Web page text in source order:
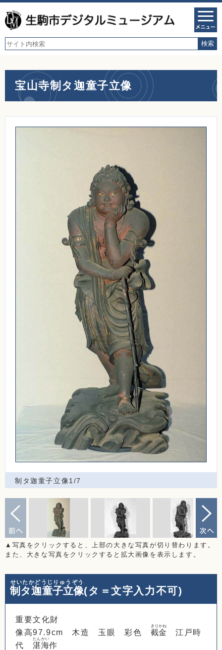
宝山寺制タ迦童子立像
制タ迦童子立像1/7
▲写真をクリックすると、上部の大きな写真が切り替わります。
また、大きな写真をクリックすると拡大画像を表示します。
制タ迦童子立像
せいたかどうじりゅうぞう
(タ＝文字入力不可)
重要文化財
像高97.9cm 木造 玉眼 彩色 截金
きりかね
江戸時
代湛海
たんかい
作